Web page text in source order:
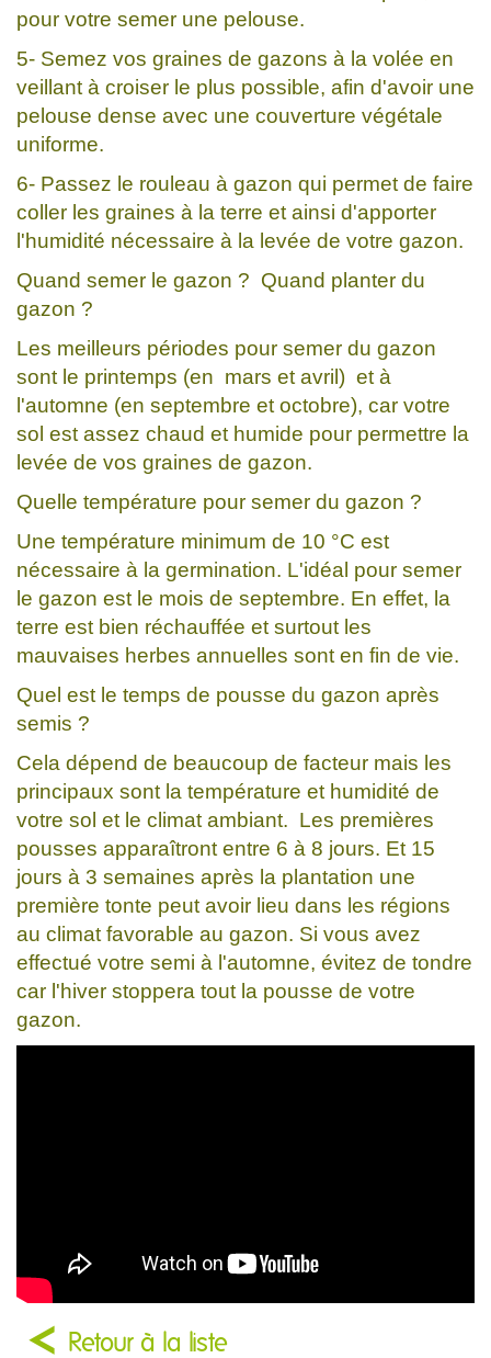
pour votre semer une pelouse.
5- Semez vos graines de gazons à la volée en
veillant à croiser le plus possible, afin d'avoir une
pelouse dense avec une couverture végétale
uniforme.
6- Passez le rouleau à gazon qui permet de faire
coller les graines à la terre et ainsi d'apporter
l'humidité nécessaire à la levée de votre gazon.
Quand semer le gazon ? Quand planter du
gazon ?
Les meilleurs périodes pour semer du gazon
sont le printemps (en mars et avril) et à
l'automne (en septembre et octobre), car votre
sol est assez chaud et humide pour permettre la
levée de vos graines de gazon.
Quelle température pour semer du gazon ?
Une température minimum de 10 °C est
nécessaire à la germination. L'idéal pour semer
le gazon est le mois de septembre. En effet, la
terre est bien réchauffée et surtout les
mauvaises herbes annuelles sont en fin de vie.
Quel est le temps de pousse du gazon après
semis ?
Cela dépend de beaucoup de facteur mais les
principaux sont la température et humidité de
votre sol et le climat ambiant. Les premières
pousses apparaîtront entre 6 à 8 jours. Et 15
jours à 3 semaines après la plantation une
première tonte peut avoir lieu dans les régions
au climat favorable au gazon. Si vous avez
effectué votre semi à l'automne, évitez de tondre
car l'hiver stoppera tout la pousse de votre
gazon.
Retour à la liste